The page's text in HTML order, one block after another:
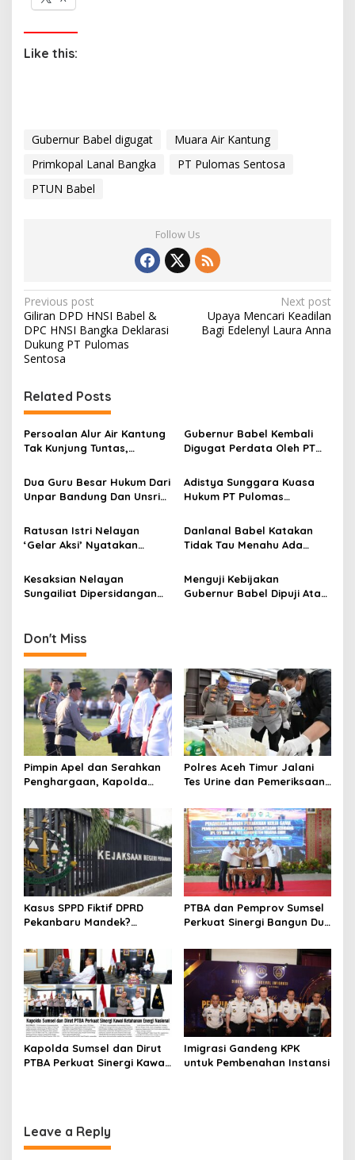
Like this:
Gubernur Babel digugat
Muara Air Kantung
Primkopal Lanal Bangka
PT Pulomas Sentosa
PT UN Babel
Follow Us
P
o
s
t
n
a
v
i
g
a
t
i
o
n
Previous post
Giliran DPD HNSI Babel &
DPC HNSI Bangka Deklarasi
Dukung PT Pulomas
Sentosa
Next post
Upaya Mencari Keadilan
Bagi Edelenyl Laura Anna
Related Posts
Persoalan Alur Air Kantung
Tak Kunjung Tuntas,
Dambakan ‘Dewa
Penolong’
Gubernur Babel Kembali
Digugat Perdata Oleh PT
Ranahnya Kewenangan
PTUN Pangkalpinang
Dua Guru Besar Hukum Dari
Unpar Bandung Dan Unsri
Pencabutan Izin PT
Pulomas Sarat
Pelanggaran Hukum
Adistya Sunggara Kuasa
Hukum PT Pulomas
Menambang atau
Mengeruk
Ratusan Istri Nelayan
‘Gelar Aksi’ Nyatakan
Pulomas Sentosa
Danlanal Babel Katakan
Tidak Tau Menahu Ada
Primkopal Di Muara Air
Kantung
Kesaksian Nelayan
Sungailiat Dipersidangan
Menguji Kebijakan
Gubernur Babel Dipuji Atau
Don't Miss
Pimpin Apel dan Serahkan
Penghargaan, Kapolda
serta Jaga Kesehatan
Personel
Polres Aceh Timur Jalani
Tes Urine dan Pemeriksaan
Kasus SPPD Fiktif DPRD
Pekanbaru Mandek?
Ada, Perkara Perintangan
Justru Disidangkan
PTBA dan Pemprov Sumsel
Perkuat Sinergi Bangun Dua
Kapolda Sumsel dan Dirut
PTBA Perkuat Sinergi Kawal
Imigrasi Gandeng KPK
untuk Pembenahan Instansi
Leave a Reply